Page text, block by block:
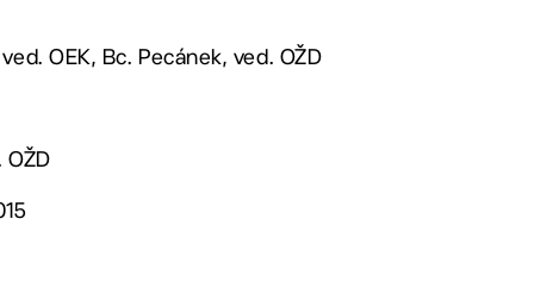
OEK, Bc. Pecánek, ved. OŽD
OŽD